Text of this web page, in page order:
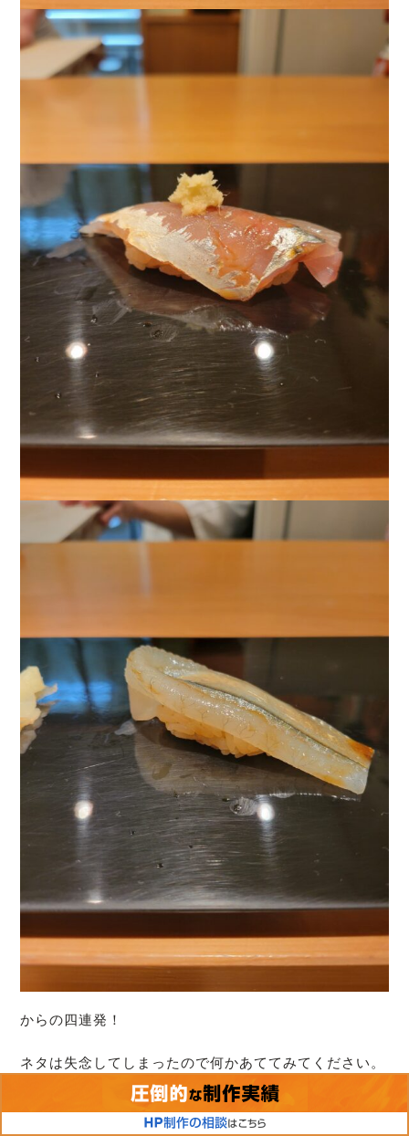
からの四連発！
ネタは失念してしまったので何かあててみてください。
他ではあまり食べた事無い、昔からの江戸前寿司ならで
はのネタも入ってました。